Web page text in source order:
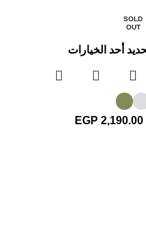
SOLD
OUT
أحد الخيارات
EGP 2,190.00